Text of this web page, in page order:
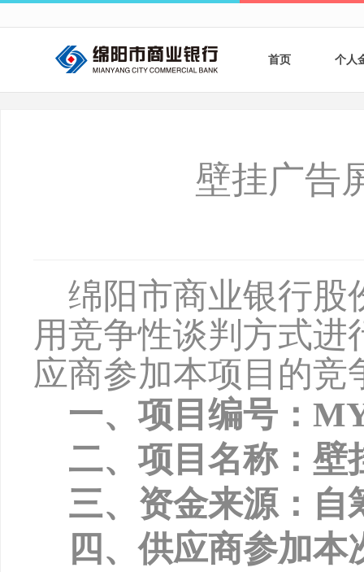
首页 个人
银
壁挂广告
绵阳市商业银行股
用竞争性谈判方式
应商参加本项目的竞
一、项目编号：
二、项目名称：壁
三、资金来源：自
四、供应商参加